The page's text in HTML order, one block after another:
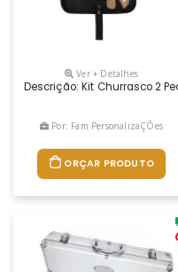
Ver + Detalhes
Descrição: Kit Churrasco 2
Por: Fam PersonalizaÇÕes
ORÇAR PRODUTO